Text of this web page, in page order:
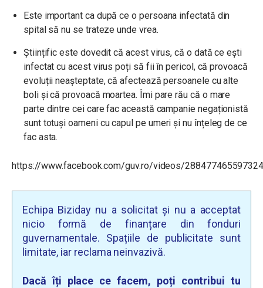
Este important ca după ce o persoana infectată din
spital să nu se trateze unde vrea.
Științific este dovedit că acest virus, că o dată ce ești
infectat cu acest virus poți să fii în pericol, că provoacă
evoluții neașteptate, că afectează persoanele cu alte
boli și că provoacă moartea. Îmi pare rău că o mare
parte dintre cei care fac această campanie negaționistă
sunt totuși oameni cu capul pe umeri și nu înțeleg de ce
fac asta.
https://www.facebook.com/guv.ro/videos/
Echipa Biziday nu a solicitat și nu a acceptat
nicio formă de finanțare din fonduri
guvernamentale. Spațiile de publicitate sunt
limitate, iar reclama neinvazivă.
Dacă îți place ce facem, poți contribui tu